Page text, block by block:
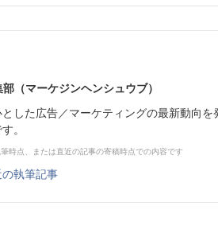
（マーケジンヘンシュウブ）
した広告／マーケティングの最新動向を
。
時点、または直近の記事の寄稿時点での内容です
執筆記事